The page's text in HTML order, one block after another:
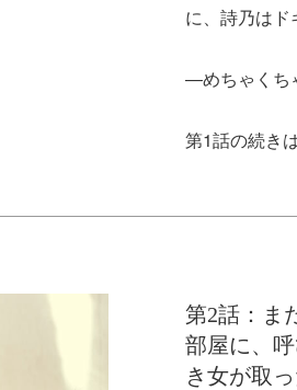
に、詩乃はド
―めちゃくち
第1話の続き
第2話：ま
部屋に、
き女が取